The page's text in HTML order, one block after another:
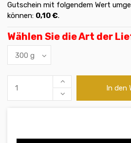
Gutschein mit folgendem Wert
können: 0,10 €.
Wählen Sie die Art der
In den